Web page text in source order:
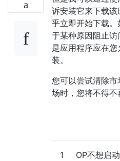
诉安装它来下载
乎立即开始下载
于某种原因阻止
是应用程序应在
装。
您可以尝试清除
场时，您将不得不
1
OP不想启